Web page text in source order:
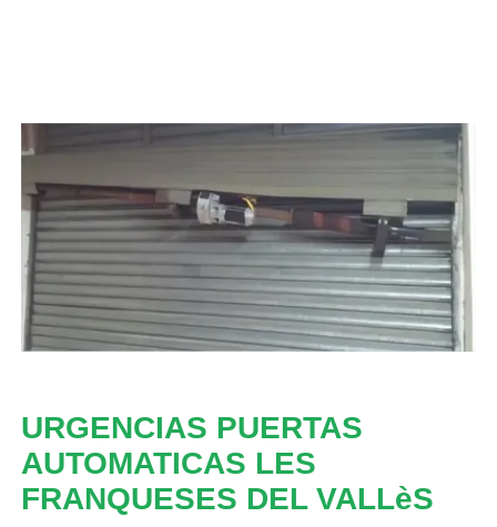
URGENCIAS PUERTAS
AUTOMATICAS LES
FRANQUESES DEL VALLèS